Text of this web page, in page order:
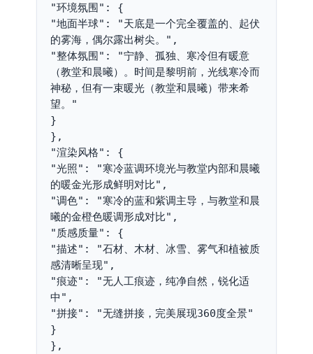
"环境氛围": {
"地面半球": "天底是一个完全覆盖的、起伏
的雾海，偶尔露出树尖。",
"整体氛围": "宁静、孤独、寒冷但有暖意
（教堂和晨曦）。时间是黎明前，光线寒冷而
神秘，但有一束暖光（教堂和晨曦）带来希
望。"
}
},
"渲染风格": {
"光照": "寒冷蓝调环境光与教堂内部和晨曦
的暖金光形成鲜明对比",
"调色": "寒冷的蓝和紫调主导，与教堂和晨
曦的金橙色暖调形成对比",
"质感质量": {
"描述": "石材、木材、冰雪、雾气和植被质
感清晰呈现",
"痕迹": "无人工痕迹，纯净自然，锐化适
中",
"拼接": "无缝拼接，完美展现360度全景"
}
},